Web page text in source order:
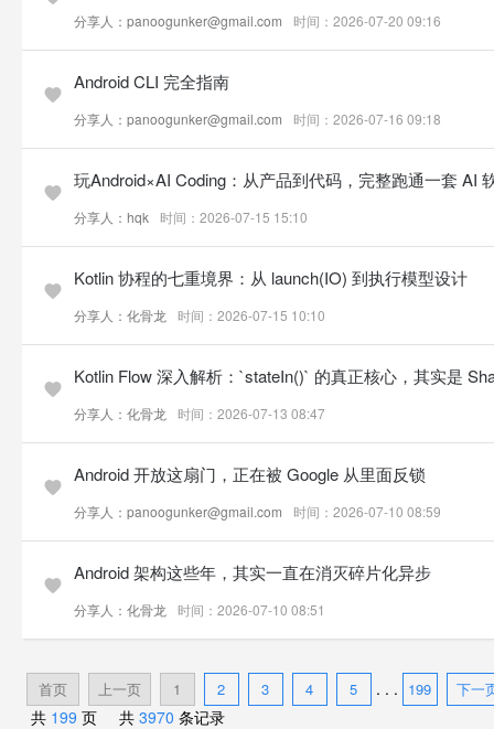
分享人：panoogunker@gmail.com 时间：2026-07-20 09:16
Android CLI 完全指南
分享人：panoogunker@gmail.com 时间：2026-07-16 09:18
玩Android×AI Coding：从产品到代码，完整跑通一套 AI
分享人：hqk 时间：2026-07-15 15:10
Kotlin 协程的七重境界：从 launch(IO) 到执行模型设计
分享人：化骨龙 时间：2026-07-15 10:10
Kotlin Flow 深入解析：`stateIn()` 的真正核心，其实是
分享人：化骨龙 时间：2026-07-13 08:47
Android 开放这扇门，正在被 Google 从里面反锁
分享人：panoogunker@gmail.com 时间：2026-07-10 08:59
Android 架构这些年，其实一直在消灭碎片化异步
分享人：化骨龙 时间：2026-07-10 08:51
首页 上一页 1 2 3 4 5 . . . 199 下一
共 199 页 共 3970 条记录